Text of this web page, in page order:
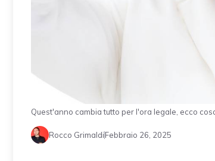
Quest'anno cambia tutto per l'ora legale, ecco
Rocco GrimaldiFebbraio 26, 2025